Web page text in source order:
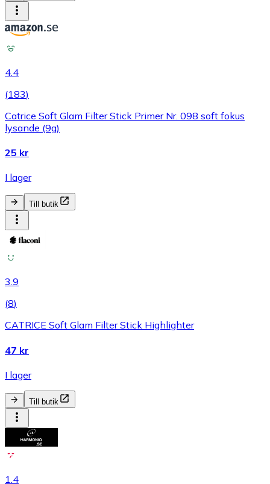
4.4
(183)
Catrice Soft Glam Filter Stick Primer Nr. 098 soft fokus
lysande (9g)
25 kr
I lager
Till butik
3.9
(8)
CATRICE Soft Glam Filter Stick Highlighter
47 kr
I lager
Till butik
1.4